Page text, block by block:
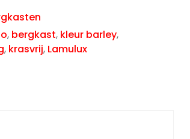
, bergkast, kleur barley,
, krasvrij, Lamulux